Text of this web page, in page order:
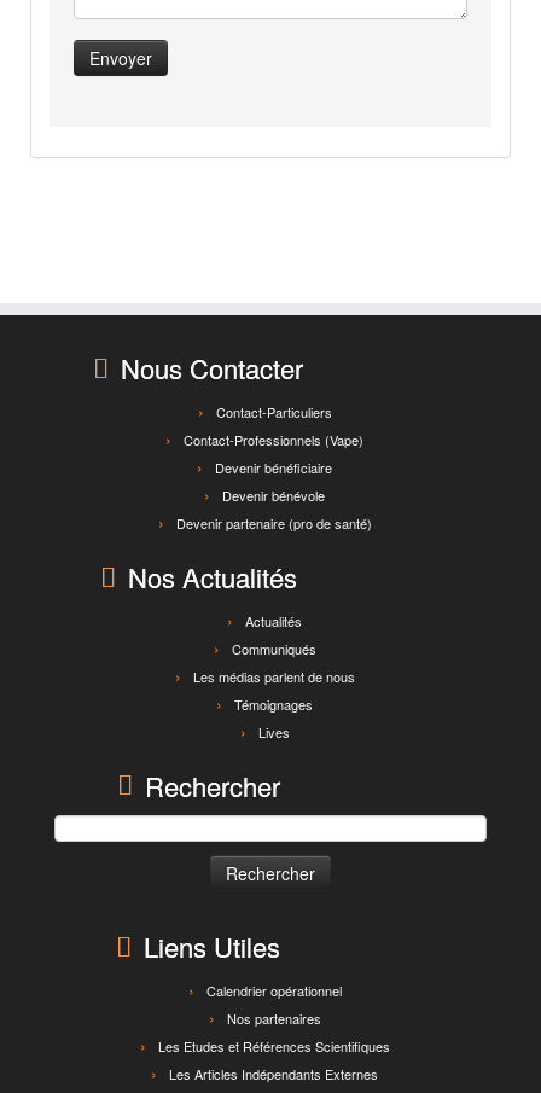
Nous Contacter
Contact-Particuliers
Contact-Professionnels (Vape)
Devenir bénéficiaire
Devenir bénévole
Devenir partenaire (pro de santé)
Nos Actualités
Actualités
Communiqués
Les médias parlent de nous
Témoignages
Lives
Rechercher
Rechercher :
Liens Utiles
Calendrier opérationnel
Nos partenaires
Les Etudes et Références Scientifiques
Les Articles Indépendants Externes